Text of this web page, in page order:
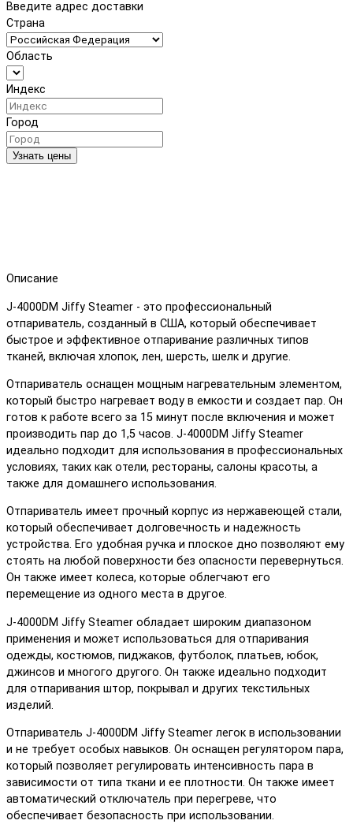
Введите адрес доставки
Страна
Область
Индекс
Город
Узнать цены
Описание
J-4000DM Jiffy Steamer - это профессиональный
отпариватель, созданный в США, который обеспечивает
быстрое и эффективное отпаривание различных типов
тканей, включая хлопок, лен, шерсть, шелк и другие.
Отпариватель оснащен мощным нагревательным элементом,
который быстро нагревает воду в емкости и создает пар. Он
готов к работе всего за 15 минут после включения и может
производить пар до 1,5 часов. J-4000DM Jiffy Steamer
идеально подходит для использования в профессиональных
условиях, таких как отели, рестораны, салоны красоты, а
также для домашнего использования.
Отпариватель имеет прочный корпус из нержавеющей стали,
который обеспечивает долговечность и надежность
устройства. Его удобная ручка и плоское дно позволяют ему
стоять на любой поверхности без опасности перевернуться.
Он также имеет колеса, которые облегчают его
перемещение из одного места в другое.
J-4000DM Jiffy Steamer обладает широким диапазоном
применения и может использоваться для отпаривания
одежды, костюмов, пиджаков, футболок, платьев, юбок,
джинсов и многого другого. Он также идеально подходит
для отпаривания штор, покрывал и других текстильных
изделий.
Отпариватель J-4000DM Jiffy Steamer легок в использовании
и не требует особых навыков. Он оснащен регулятором пара,
который позволяет регулировать интенсивность пара в
зависимости от типа ткани и ее плотности. Он также имеет
автоматический отключатель при перегреве, что
обеспечивает безопасность при использовании.